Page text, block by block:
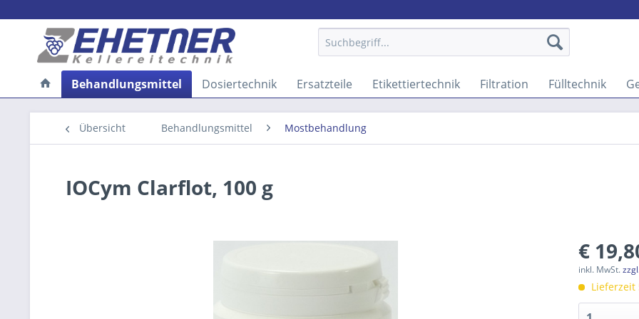
Behandlungsmittel Dosiertechnik Ersatzteile Etikettiertechnik Filtration Fülltechnik
Übersicht Behandlungsmittel Mostbehandlung
IOCym Clarflot, 100 g
€
inkl. MwSt.
Lieferzeit